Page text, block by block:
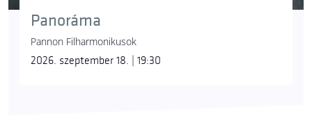
Panoráma
Pannon Filharmonikusok
2026. szeptember 18. | 19:30